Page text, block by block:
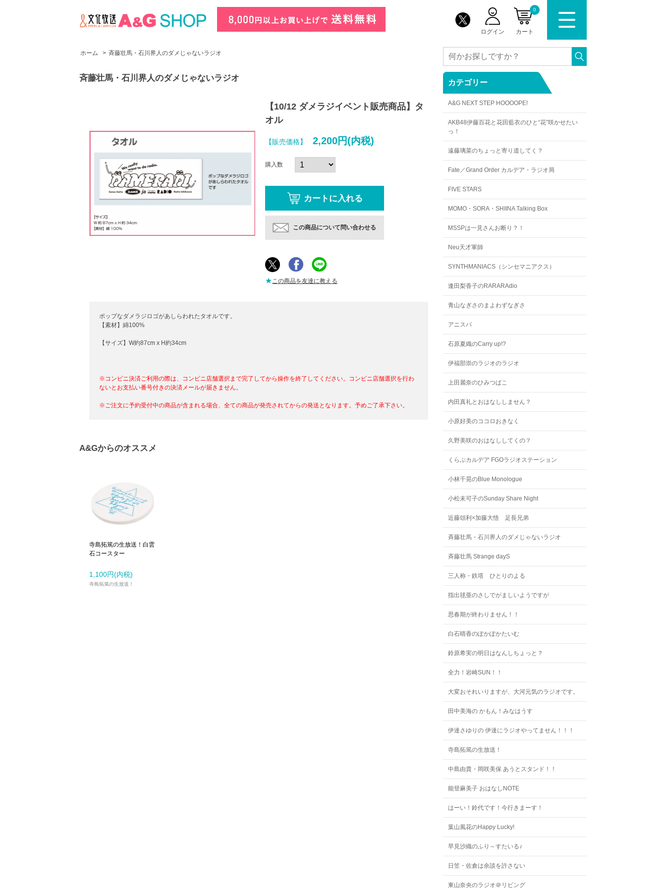
カート
0
ログイン
カテゴリー
A&G NEXT STEP HOOOOPE!
AKB48伊藤百花と花田藍衣のひと“花”咲かせたい
っ！
遠藤璃菜のちょっと寄り道してく？
Fate／Grand Order カルデア・ラジオ局
FIVE STARS
MOMO・SORA・SHIINA Talking Box
MSSPは一見さんお断り？！
Neu天才軍師
SYNTHMANIACS（シンセマニアクス）
逢田梨香子のRARARAdio
青山なぎさのまよわずなぎさ
アニスパ
石原夏織のCarry up!?
伊福部崇のラジオのラジオ
上田麗奈のひみつばこ
内田真礼とおはなししません？
小原好美のココロおきなく
久野美咲のおはなししてくの？
くらぶカルデア FGOラジオステーション
小林千晃のBlue Monologue
小松未可子のSunday Share Night
近藤頌利×加藤大悟 足長兄弟
斉藤壮馬・石川界人のダメじゃないラジオ
斉藤壮馬 Strange dayS
三人称・鉄塔 ひとりのよる
指出毬亜のさしでがましいようですが
思春期が終わりません！！
白石晴香のぽかぽかたいむ
鈴原希実の明日はなんしちょっと？
全力！岩崎SUN！！
大変おそれいりますが、大河元気のラジオです。
田中美海の かもん！みなはうす
伊達さゆりの 伊達にラジオやってません！！！
寺島拓篤の生放送！
中島由貴・岡咲美保 あうとスタンド！！
能登麻美子 おはなしNOTE
はーい！鈴代です！今行きまーす！
葉山風花のHappy Lucky!
早見沙織のふり～すたいる♪
日笠・佐倉は余談を許さない
東山奈央のラジオ＠リビング
ホーム > 斉藤壮馬・石川界人のダメじゃないラジオ
斉藤壮馬・石川界人のダメじゃないラジオ
【10/12 ダメラジイベント販売商品】タ
オル
【販売価格】 2,200円(内税)
購入数
この商品について問い合わせる
★ この商品を友達に教える
ポップなダメラジロゴがあしらわれたタオルです。
【素材】綿100%
【サイズ】W約87cm x H約34cm
※コンビニ決済ご利用の際は、コンビニ店舗選択まで完了してから操作を終了してください。コンビニ店舗選択を行わ
ないとお支払い番号付きの決済メールが届きません。
※ご注文に予約受付中の商品が含まれる場合、全ての商品が発売されてからの発送となります。予めご了承下さい。
A&Gからのオススメ
寺島拓篤の生放送！白雲
石コースター
1,100円(内税)
寺島拓篤の生放送！